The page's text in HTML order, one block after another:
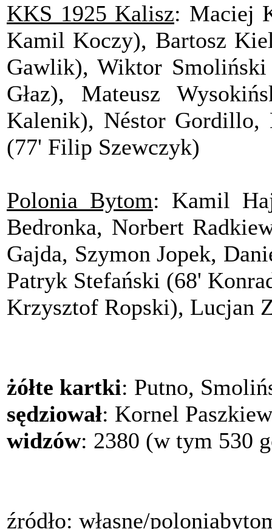
KKS 1925 Kalisz: Maciej
Kamil Koczy), Bartosz
Gawlik), Wiktor
Głaz), Mateusz
Kalenik), Néstor Gordillo,
(77' Filip Szewczyk)
Polonia Bytom: Kamil
Bedronka, Norbert
Gajda, Szymon Jopek,
Patryk Stefański (68'
Krzysztof Ropski), Lucjan
żółte kartki: Putno,
sędziował: Kornel
widzów: 2380 (w tym 530
źródło: własne/